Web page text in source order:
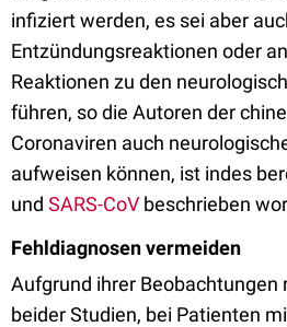
infiziert werden, es sei aber
Entzündungsreaktionen oder
Reaktionen zu den
führen, so die Autoren der
Coronaviren auch
aufweisen können, ist indes
und SARS-CoV beschrieben
Fehldiagnosen vermeiden
Aufgrund ihrer Beobachtungen
beider Studien, bei Patienten